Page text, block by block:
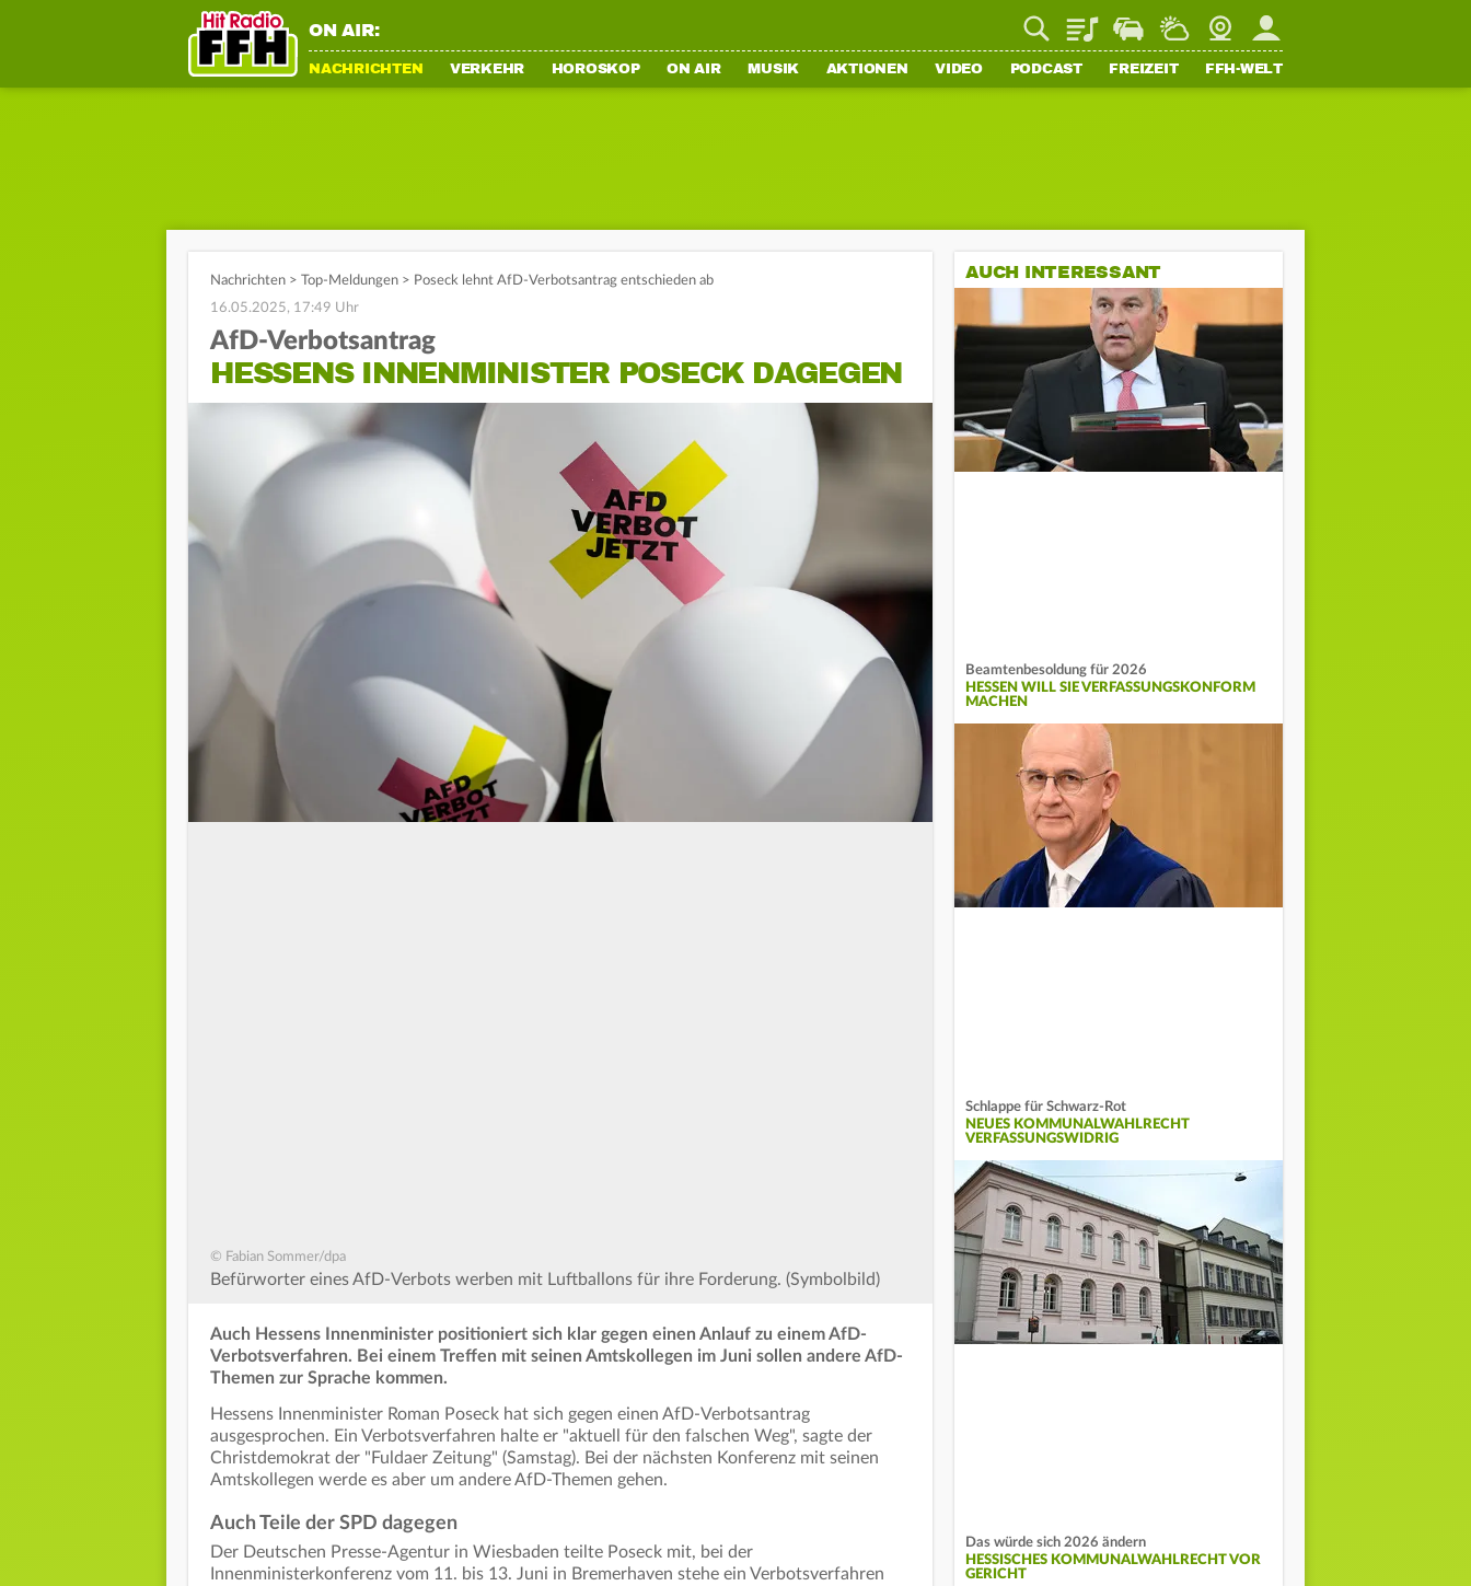
ON AIR: PlaylistStaupilotWetterWebcamMein FFH
NACHRICHTEN VERKEHR HOROSKOP ON AIR MUSIK AKTIONEN VIDEO PODCAST FREIZEIT FFH-WELT
Nachrichten > Top-Meldungen > Poseck lehnt AfD-Verbotsantrag entschieden ab
16.05.2025, 17:49 Uhr
AfD-Verbotsantrag
HESSENS INNENMINISTER POSECK DAGEGEN
© Fabian Sommer/dpa
Befürworter eines AfD-Verbots werben mit Luftballons für ihre Forderung. (Symbolbild)
Auch Hessens Innenminister positioniert sich klar gegen einen Anlauf zu einem AfD-
Verbotsverfahren. Bei einem Treffen mit seinen Amtskollegen im Juni sollen andere AfD-
Themen zur Sprache kommen.
Hessens Innenminister Roman Poseck hat sich gegen einen AfD-Verbotsantrag
ausgesprochen. Ein Verbotsverfahren halte er "aktuell für den falschen Weg", sagte der
Christdemokrat der "Fuldaer Zeitung" (Samstag). Bei der nächsten Konferenz mit seinen
Amtskollegen werde es aber um andere AfD-Themen gehen.
Auch Teile der SPD dagegen
Der Deutschen Presse-Agentur in Wiesbaden teilte Poseck mit, bei der
Innenministerkonferenz vom 11. bis 13. Juni in Bremerhaven stehe ein Verbotsverfahren
AUCH INTERESSANT
Beamtenbesoldung für 2026
HESSEN WILL SIE VERFASSUNGSKONFORM
MACHEN
Schlappe für Schwarz-Rot
NEUES KOMMUNALWAHLRECHT
VERFASSUNGSWIDRIG
Das würde sich 2026 ändern
HESSISCHES KOMMUNALWAHLRECHT VOR
GERICHT